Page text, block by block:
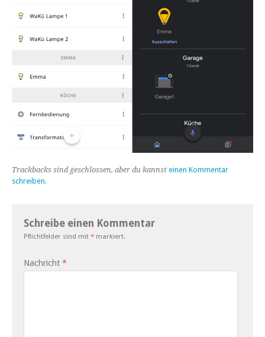
Trackbacks sind geschlossen, aber du kannst einen Kommentar
schreiben.
Schreibe einen Kommentar
Pflichtfelder sind mit * markiert.
Nachricht *